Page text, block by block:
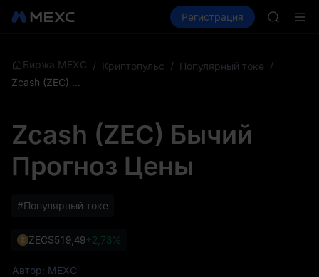
Рынки Спот Фьючерсы
Регистрация
SKYAI
Биржа MEXC / Криптопульс / Популярный токе /
Zcash (ZEC) Бычий Прогноз Цены
Zcash (ZEC) Бычий
Прогноз Цены
#Популярный токе
ZEC$519,49+2,73%
Автор: MEXC